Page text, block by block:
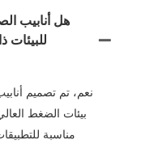
هل أنابيب
للبيئات
نعم، تم تصميم
بيئات الضغط
مناسبة